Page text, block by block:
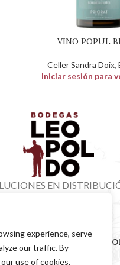
experience, serve
our traffic. By
use of cookies.
VINO POPUL
Celler Sandra Doix,
Iniciar sesión para
EN